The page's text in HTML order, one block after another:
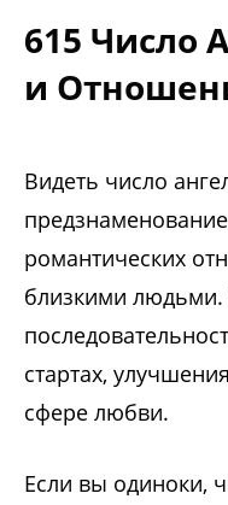
615 Число
и
Видеть число
романтических
близкими людьми.
стартах,
сфере любви.
Если вы одиноки,